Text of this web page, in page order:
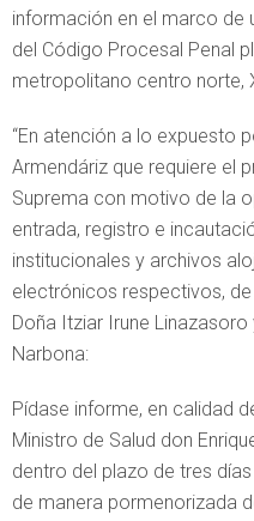
información en el marco de
del Código Procesal Penal
metropolitano centro norte,
“En atención a lo expuesto
Armendáriz que requiere el
Suprema con motivo de la
entrada, registro e
institucionales y archivos
electrónicos respectivos,
Doña Itziar Irune
Narbona:
Pídase informe, en calidad
Ministro de Salud don
dentro del plazo de tres
de manera pormenorizada